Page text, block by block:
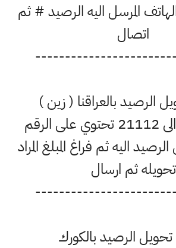
المرسل اليه الرصيد # ثم
اتصال
الرصيد بالعراقنا ( زين )
ارسالة رسالة الى 21112 تحتوي على الرقم
اليه ثم فراغ المبلغ المراد
تحويله ثم ارسال
الرصيد بالكورك